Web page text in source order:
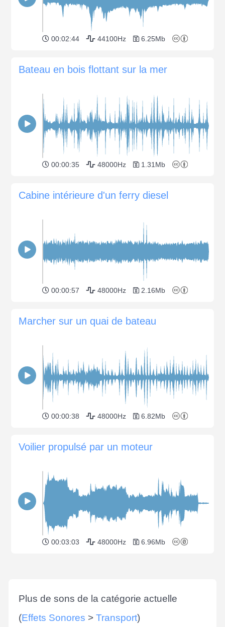
00:02:44 44100Hz 6.25Mb
Bateau en bois flottant sur la mer
00:00:35 48000Hz 1.31Mb
Cabine intérieure d'un ferry diesel
00:00:57 48000Hz 2.16Mb
Marcher sur un quai de bateau
00:00:38 48000Hz 6.82Mb
Voilier propulsé par un moteur
00:03:03 48000Hz 6.96Mb
Plus de sons de la catégorie actuelle
(Effets Sonores > Transport)